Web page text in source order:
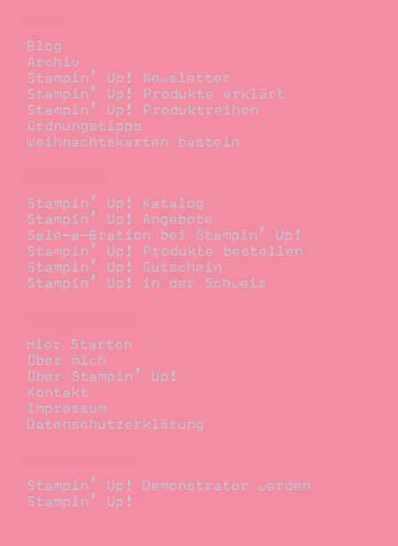
Blog
Archiv
Stampin’ Up! Newsletter
Stampin’ Up! Produkte erklärt
Stampin’ Up! Produktreihen
Ordnungstipps
Weihnachtskarten basteln
Stampin’ Up! Katalog
Stampin’ Up! Angebote
Sale-a-Bration bei Stampin’ Up!
Stampin’ Up! Produkte bestellen
Stampin’ Up! Gutschein
Stampin’ Up! in der Schweiz
Hier Starten
Über mich
Über Stampin’ Up!
Kontakt
Impressum
Datenschutzerklärung
Stampin’ Up! Demonstrator werden
Stampin’ Up!